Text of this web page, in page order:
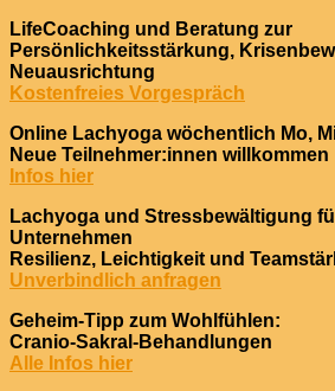
LifeCoaching und Beratung zur
Persönlichkeitsstärkung,
Neuausrichtung
Kostenfreies Vorgespräch
Online Lachyoga wöchentlich Mo,
Neue Teilnehmer:innen willkommen
Infos hier
Lachyoga und Stressbewältigung
Unternehmen
Resilienz, Leichtigkeit und
Unverbindlich anfragen
Geheim-Tipp zum Wohlfühlen:
Cranio-Sakral-Behandlungen
Alle Infos hier